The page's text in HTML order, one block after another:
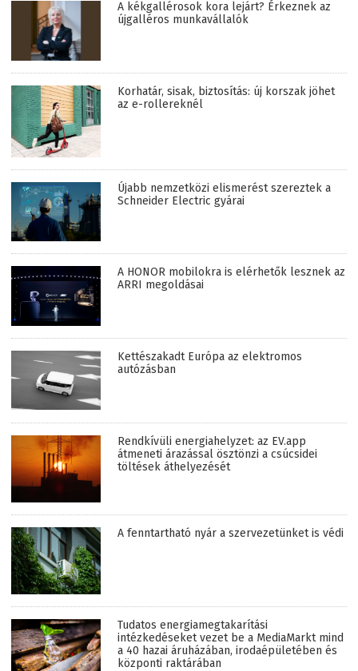
A kékgallérosok kora lejárt? Érkeznek az
újgalléros munkavállalók
Korhatár, sisak, biztosítás: új korszak jöhet
az e-rollereknél
Újabb nemzetközi elismerést szereztek a
Schneider Electric gyárai
A HONOR mobilokra is elérhetők lesznek az
ARRI megoldásai
Kettészakadt Európa az elektromos
autózásban
Rendkívüli energiahelyzet: az EV.app
átmeneti árazással ösztönzi a csúcsidei
töltések áthelyezését
A fenntartható nyár a szervezetünket is védi
Tudatos energiamegtakarítási
intézkedéseket vezet be a MediaMarkt mind
a 40 hazai áruházában, irodaépületében és
központi raktárában